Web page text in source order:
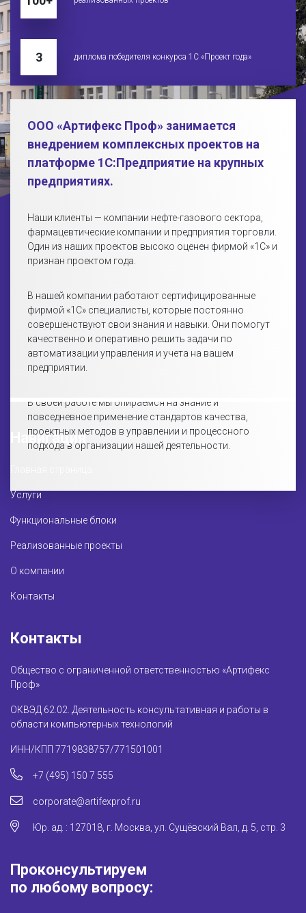
3 диплома победителя конкурса 1С «Проект года»
ООО «Артифекс Проф» занимается
внедрением комплексных проектов на
платформе 1С:Предприятие на крупных
предприятиях.
Наши клиенты — компании нефте-газового сектора,
фармацевтические компании и предприятия торговли.
Один из наших проектов высоко оценен фирмой «1С» и
признан проектом года.
В нашей компании работают сертифицированные
фирмой «1С» специалисты, которые постоянно
совершенствуют свои знания и навыки. Они помогут
качественно и оперативно решить задачи по
автоматизации управления и учета на вашем
предприятии.
В своей работе мы опираемся на знание и
повседневное применение стандартов качества,
проектных методов в управлении и процессного
подхода в организации нашей деятельности.
Навигация
Услуги
Функциональные блоки
Реализованные проекты
О компании
Контакты
Контакты
Общество с ограниченной ответственностью «Артифекс
Проф»
ОКВЭД 62.02. Деятельность консультативная и работы в
области компьютерных технологий
ИНН/КПП 7719838757/771501001
+7 (495) 150 7 555
corporate@artifexprof.ru
Юр. ад. : 127018, г. Москва, ул. Сущёвский Вал, д. 5, стр. 3
Проконсультируем
по любому вопросу: